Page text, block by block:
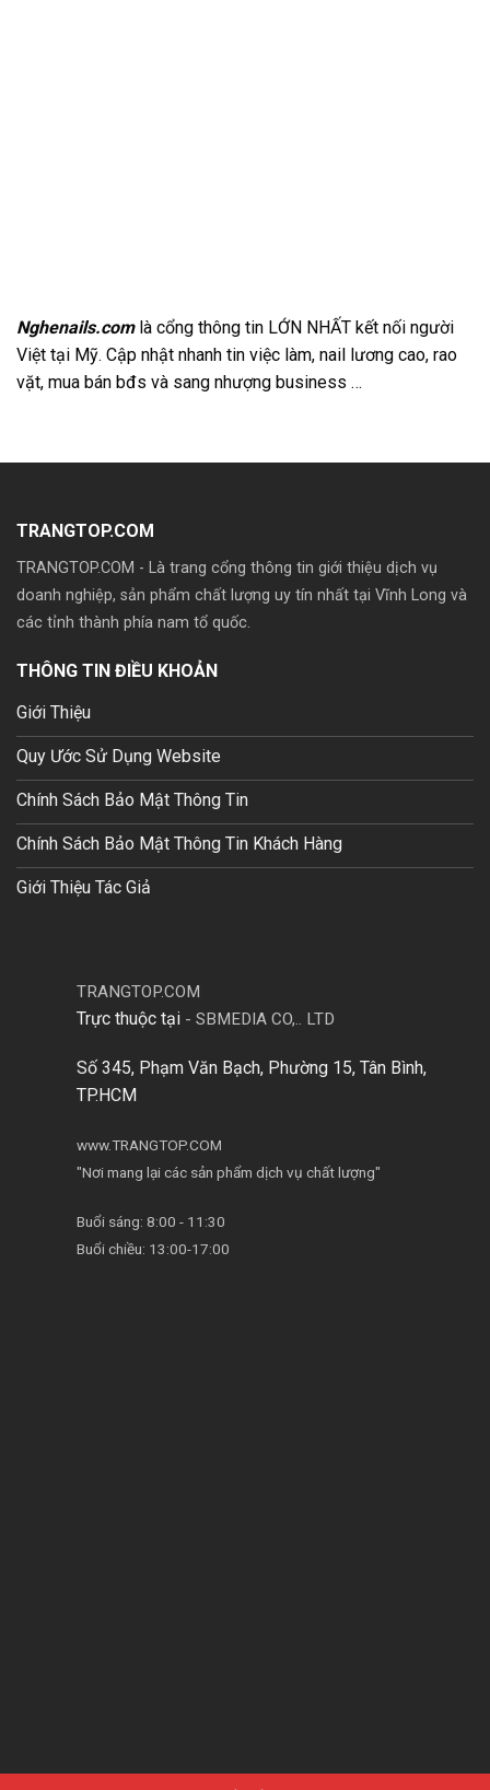
Nghenails.comlà cổng thông tin LỚN NHẤT kết nối người
Việt tại Mỹ. Cập nhật nhanh tin việc làm, nail lương cao, rao
vặt, mua bán bđs và sang nhượng business …
TRANGTOP.COM
TRANGTOP.COM - Là trang cổng thông tin giới thiệu dịch vụ
doanh nghiệp, sản phẩm chất lượng uy tín nhất tại Vĩnh Long và
các tỉnh thành phía nam tổ quốc.
THÔNG TIN ĐIỀU KHOẢN
Giới Thiệu
Quy Ước Sử Dụng Website
Chính Sách Bảo Mật Thông Tin
Chính Sách Bảo Mật Thông Tin Khách Hàng
Giới Thiệu Tác Giả
TRANGTOP.COM
Trực thuộc tại - SBMEDIA CO,.. LTD
Số 345, Phạm Văn Bạch, Phường 15, Tân Bình,
TP.HCM
www.TRANGTOP.COM
"Nơi mang lại các sản phẩm dịch vụ chất lượng"
Buổi sáng: 8:00 - 11:30
Buổi chiều: 13:00-17:00